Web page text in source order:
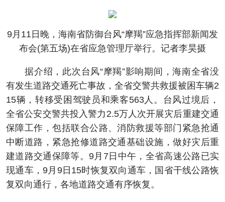
9月11日晚，海南省防御台风“摩羯”应急指挥部新闻发
布会(第五场)在省应急管理厅举行。记者李昊摄
据介绍，此次台风“摩羯”影响期间，海南全省没
有发生道路交通死亡事故，全省交警共救援被困车辆2
15辆，转移受困驾驶员和乘客563人。台风过境后，
全省公安交警共投入警力2.5万人次开展灾后重建交通
保障工作，包括联合公路、消防救援等部门紧急抢通
中断道路，紧急抢修道路交通基础设施，做好灾后重
建道路交通保障等。9月7日中午，全省高速公路已实
现通车，9月9日15时恢复双向通车，国省干线公路恢
复双向通行，各地道路交通有序恢复。